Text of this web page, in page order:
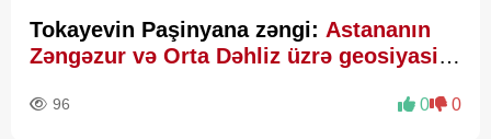
Tokayevin Paşinyana zəngi: Astananın
Zəngəzur və Orta Dəhliz üzrə geosiyasi
96 0 0